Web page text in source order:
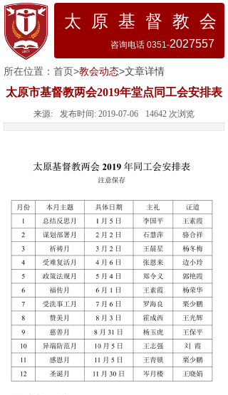
太 原 基 督 教 会
咨询电话 0351-2027557
所在位置： 首页>教会动态>文章详情
太原市基督教两会2019年堂点同工会安排表
来源: 发布时间: 2019-07-06 14642 次浏览